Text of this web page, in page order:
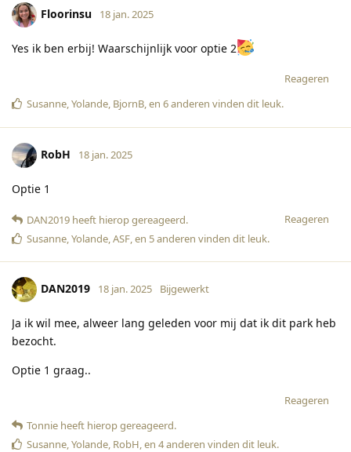
Floorinsu 18 jan. 2025
Yes ik ben erbij! Waarschijnlijk voor optie 2
Reageren
Susanne,Yolande, BjornB, en 6anderen vinden dit leuk.
RobH 18 jan. 2025
Optie 1
Reageren
DAN2019 heeft hierop gereageerd.
Susanne,Yolande,ASF, en 5anderen vinden dit leuk.
DAN2019 18 jan. 2025 Bijgewerkt
Ja ik wil mee, alweer lang geleden voor mij dat ik dit park heb
bezocht.
Optie 1 graag..
Reageren
Tonnie heeft hierop gereageerd.
Susanne,Yolande, RobH, en 4anderen vinden dit leuk.